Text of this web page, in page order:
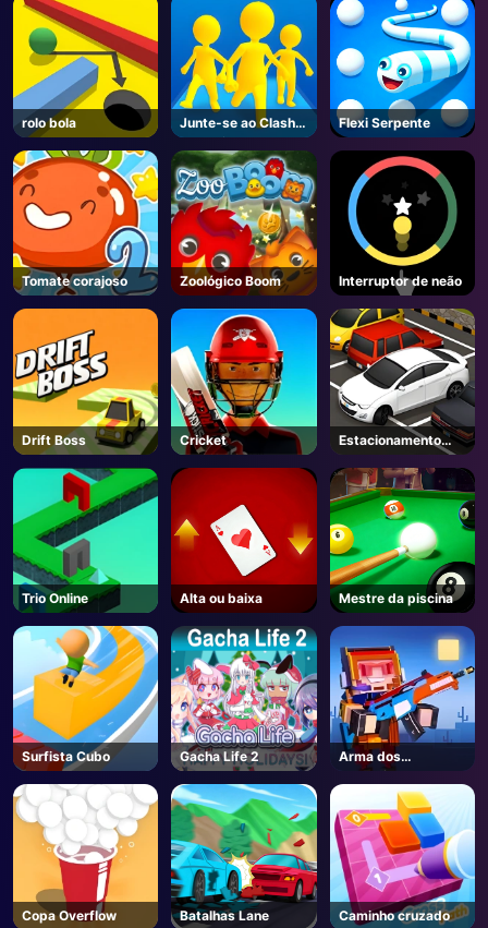
AD
rolo bola
Junte-se ao Clash
3D Online
Flexi Serpente
Tomate corajoso Zoológico Boom Interruptor de neão
Drift Boss Cricket
Estacionamento
Carro
Trio Online Alta ou baixa Mestre da piscina
Surfista Cubo Gacha Life 2
Arma dos
sobreviventes
Copa Overflow Batalhas Lane Caminho cruzado